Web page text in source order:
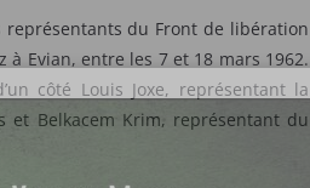
représentants du Front de libération
à Evian, entre les 7 et 18 mars 1962.
côté Louis Joxe, représentant la
et Belkacem Krim, représentant du